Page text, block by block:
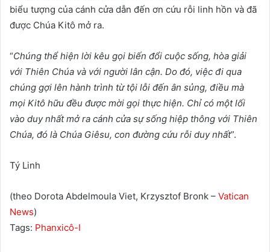
biểu tượng của cánh cửa dẫn đến ơn cứu rỗi linh hồn và đã
được Chúa Kitô mở ra.
“Chúng thể hiện lời kêu gọi biến đổi cuộc sống, hòa giải
với Thiên Chúa và với người lân cận. Do đó, việc đi qua
chúng gợi lên hành trình từ tội lỗi đến ân sủng, điều mà
mọi Kitô hữu đều được mời gọi thực hiện. Chỉ có một lối
vào duy nhất mở ra cánh cửa sự sống hiệp thông với Thiên
Chúa, đó là Chúa Giêsu, con đường cứu rỗi duy nhất”.
Tý Linh
(theo Dorota Abdelmoula Viet, Krzysztof Bronk – Vatican
News)
Tags: Phanxicô-I